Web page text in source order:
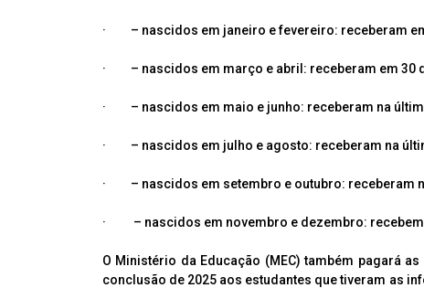
· – nascidos em janeiro e fevereiro: receberam
· – nascidos em março e abril: receberam em 30
· – nascidos em maio e junho: receberam na
· – nascidos em julho e agosto: receberam na
· – nascidos em setembro e outubro: receberam
· – nascidos em novembro e dezembro: recebem
O Ministério da Educação (MEC) também pagará
conclusão de 2025 aos estudantes que tiveram as